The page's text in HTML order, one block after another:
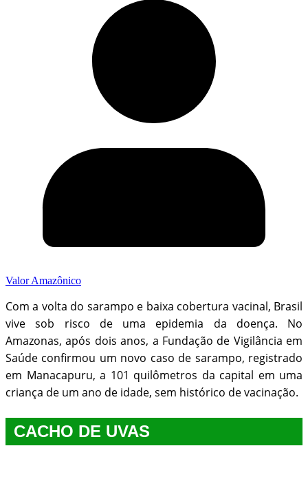
Valor Amazônico
Com a volta do sarampo e baixa cobertura vacinal, Brasil
vive sob risco de uma epidemia da doença. No
Amazonas, após dois anos, a Fundação de Vigilância em
Saúde confirmou um novo caso de sarampo, registrado
em Manacapuru, a 101 quilômetros da capital em uma
criança de um ano de idade, sem histórico de vacinação.
CACHO DE UVAS